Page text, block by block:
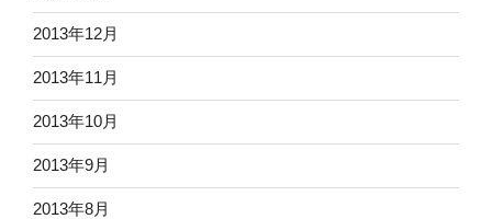
2013年12月
2013年11月
2013年10月
2013年9月
2013年8月